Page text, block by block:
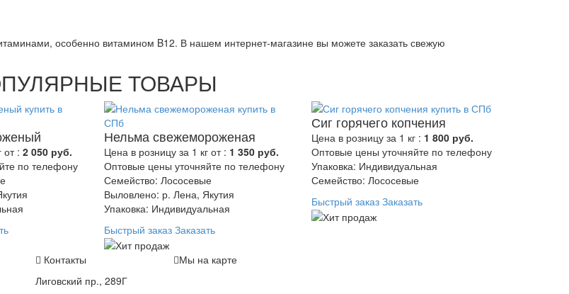
особенно витамином B12. В нашем интернет-магазине вы можете заказать свежую
ТОВАРЫ
от : 2 050 руб.
по телефону
Нельма свежемороженая
Цена в розницу за 1 кг от : 1 350 руб.
Оптовые цены уточняйте по телефону
Семейство: Лососевые
Выловлено: р. Лена, Якутия
Упаковка: Индивидуальная
Быстрый заказ Заказать
Сиг горячего копчения
Цена в розницу за 1 кг : 1 800 руб.
Оптовые цены уточняйте по телефону
Упаковка: Индивидуальная
Семейство: Лососевые
Быстрый заказ Заказать
Контакты
Лиговский пр., 289Г
Мы на карте